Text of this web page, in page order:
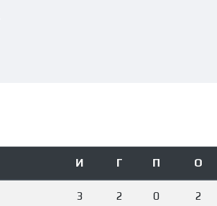
И Г П О
3 2 0 2